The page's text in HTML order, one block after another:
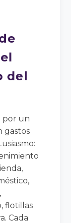
del
por un
gastos
flotillas
Cada